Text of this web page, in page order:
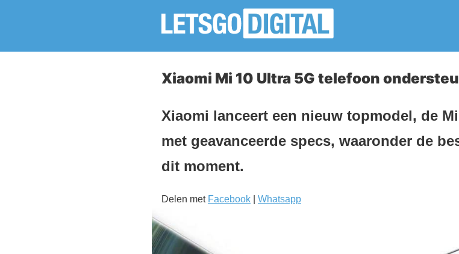
Xiaomi Mi 10 Ultra 5G telefoon
Xiaomi lanceert een nieuw topmodel, de
met geavanceerde specs, waaronder de
dit moment.
Delen met Facebook Whatsapp